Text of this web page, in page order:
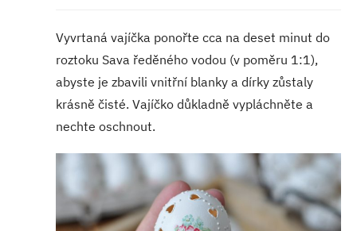
Vyvrtaná vajíčka ponořte cca na deset minut do
roztoku Sava ředěného vodou (v poměru 1:1),
abyste je zbavili vnitřní blanky a dírky zůstaly
krásně čisté. Vajíčko důkladně vypláchněte a
nechte oschnout.